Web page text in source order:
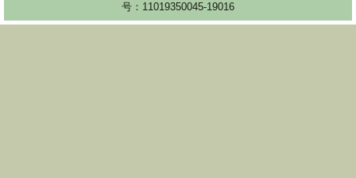
号：11019350045-19016